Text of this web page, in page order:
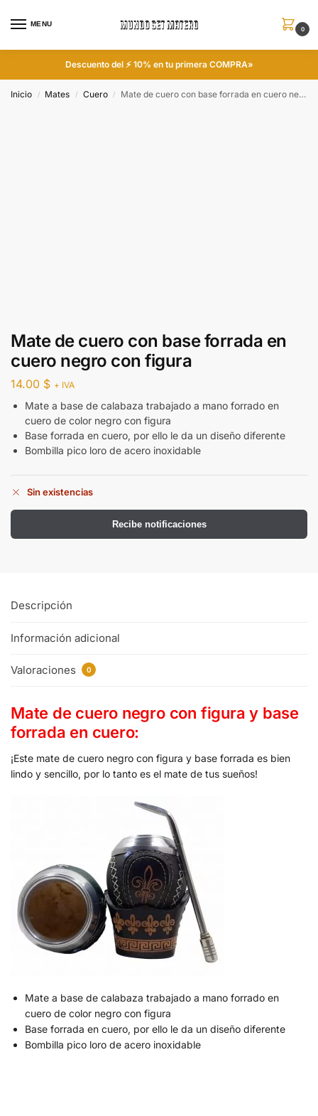
MENU
0
Descuento del ⚡ 10% en tu primera COMPRA»
Inicio / Mates / Cuero / Mate de cuero con base forrada en cuero negro con figura
Mate de cuero con base forrada en
cuero negro con figura
14.00 $ + IVA
Mate a base de calabaza trabajado a mano forrado en
cuero de color negro con figura
Base forrada en cuero, por ello le da un diseño diferente
Bombilla pico loro de acero inoxidable
Sin existencias
Recibe notificaciones
Descripción
Información adicional
Valoraciones 0
Mate de cuero negro con figura y base
forrada en cuero:
¡Este mate de cuero negro con figura y base forrada es bien
lindo y sencillo, por lo tanto es el mate de tus sueños!
Mate a base de calabaza trabajado a mano forrado en
cuero de color negro con figura
Base forrada en cuero, por ello le da un diseño diferente
Bombilla pico loro de acero inoxidable